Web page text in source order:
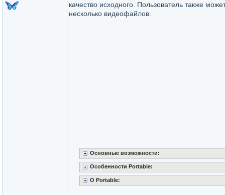
качество исходного. Пользователь также
несколько видеофайлов.
Основные возможности:
Особенности Portable:
O Portable: